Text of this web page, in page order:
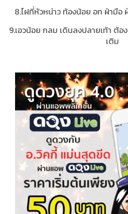
8.ไฝที่หัวหน่าว ท้องน้อย อก ฝ่ามือ
9.เอวน้อย กลม เดินลงปลายเท้า ต้
เติม